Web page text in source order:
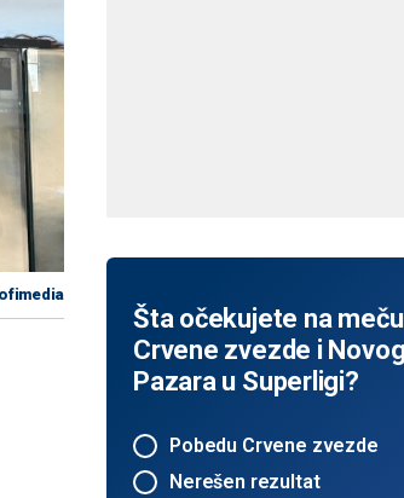
Šta očekujete na meču
Crvene zvezde i Novog
Pazara u Superligi?
Pobedu Crvene zvezde
Nerešen rezultat